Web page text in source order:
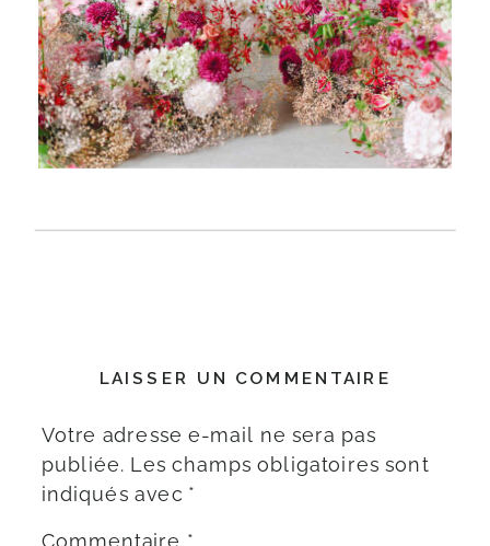
LAISSER UN COMMENTAIRE
Votre adresse e-mail ne sera pas
publiée. Les champs obligatoires sont
indiqués avec *
Commentaire *